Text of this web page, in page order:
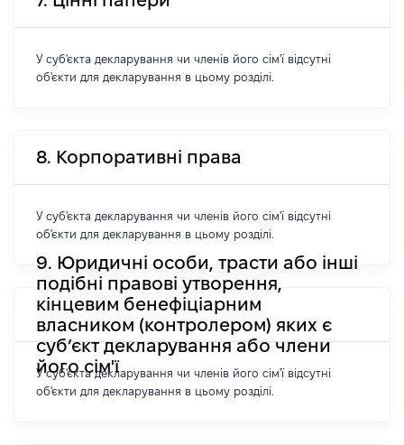
У суб'єкта декларування чи членів його сім'ї відсутні
об'єкти для декларування в цьому розділі.
8. Корпоративні права
У суб'єкта декларування чи членів його сім'ї відсутні
об'єкти для декларування в цьому розділі.
9. Юридичні особи, трасти або інші
подібні правові утворення,
кінцевим бенефіціарним
власником (контролером) яких є
суб’єкт декларування або члени
його сім'ї
У суб'єкта декларування чи членів його сім'ї відсутні
об'єкти для декларування в цьому розділі.